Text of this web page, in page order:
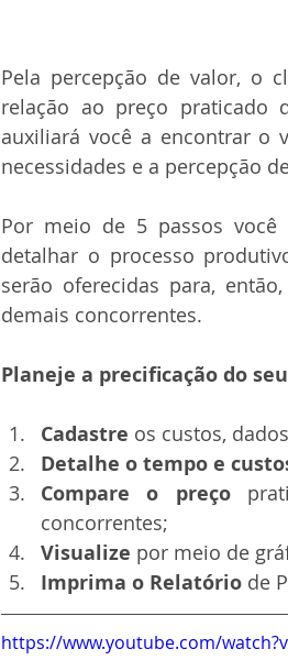
Pela percepção de valor, o
relação ao preço praticado
auxiliará você a encontrar o
necessidades e a percepção
Por meio de 5 passos você
detalhar o processo
serão oferecidas para,
demais concorrentes.
Planeje a precificação do
Cadastre os custos,
Detalhe o tempo e
Compare o preço
concorrentes;
Visualize por meio de
Imprima o Relatório de
https://www.youtube.com/